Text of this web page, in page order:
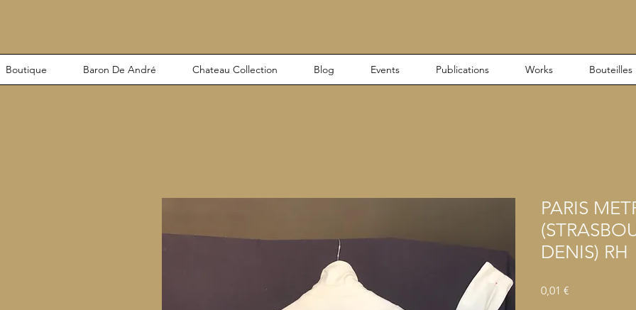
Boutique Baron De André Chateau Collection Blog Events Publications Works Bouteilles
PARIS
DENIS) RH
0,01 €